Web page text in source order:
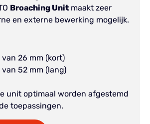
Broaching Unit maakt zeer
en externe bewerking mogelijk.
26 mm (kort)
52 mm (lang)
unit optimaal worden afgestemd
toepassingen.